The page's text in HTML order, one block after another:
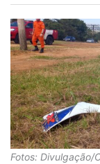
Fotos: Divulgação/